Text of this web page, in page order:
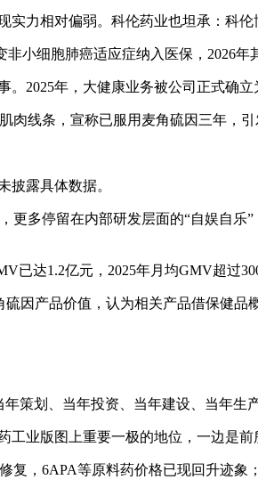
力相对偏弱。科伦药业也坦承：科
小细胞肺癌适应症纳入医保，2026
2025年，大健康业务被公司正式确
肉线条，宣称已服用麦角硫因三年，引
披露具体数据。
更多停留在内部研发层面的“自娱自
已达1.2亿元，2025年月均GMV超过
因产品价值，认为相关产品借保健
策划、当年投资、当年建设、当年生
业版图上重要一极的地位，一边是
复，6APA等原料药价格已现回升迹